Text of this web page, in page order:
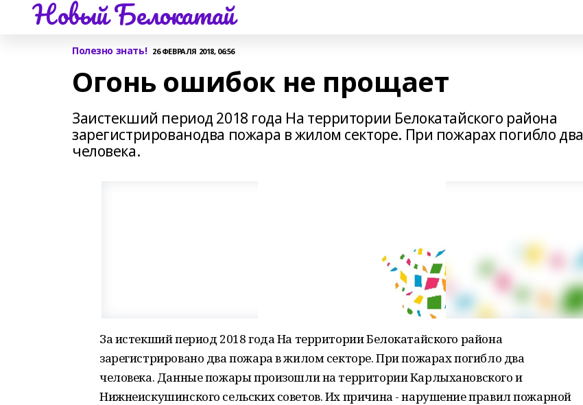
Новый Белокатай
Полезно знать! 26 ФЕВРАЛЯ 2018, 06:56
Огонь ошибок не прощает
Заистекший период 2018 года На территории Белокатайского района
зарегистрированодва пожара в жилом секторе. При пожарах погибло два
человека.
За истекший период 2018 года На территории Белокатайского района
зарегистрировано два пожара в жилом секторе. При пожарах погибло два
человека. Данные пожары произошли на территории Карлыхановского и
Нижнеискушинского сельских советов. Их причина - нарушение правил пожарной